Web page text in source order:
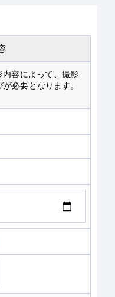
容によって、撮影
必要となります。